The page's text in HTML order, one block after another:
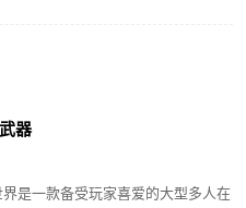
器
是一款备受玩家喜爱的大型多人在